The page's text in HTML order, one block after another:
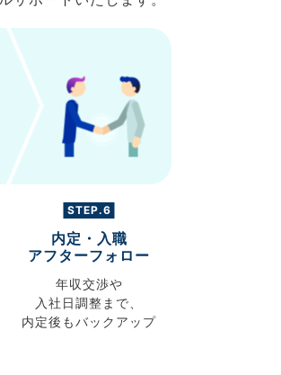
STEP.6
内定・入職
アフターフォロー
年収交渉や
入社日調整まで、
内定後もバックアップ